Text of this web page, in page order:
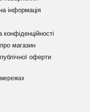
інформація
конфіденційності
магазин
оферти